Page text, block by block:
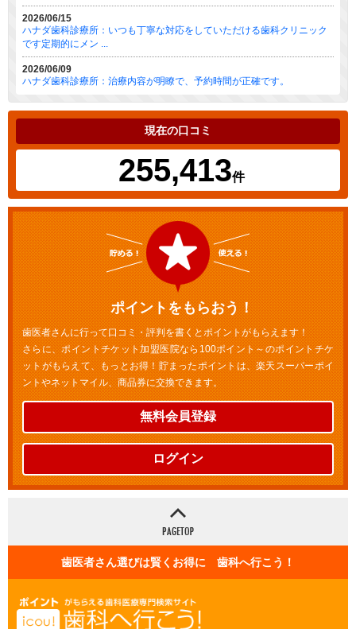
2026/06/15
ハナダ歯科診療所：いつも丁寧な対応をしていただける歯科クリニック
です定期的にメン ...
2026/06/09
ハナダ歯科診療所：治療内容が明瞭で、予約時間が正確です。
現在の口コミ
255,413件
ポイントをもらおう！
歯医者さんに行って口コミ・評判を書くとポイントがもらえます！
さらに、ポイントチケット加盟医院なら100ポイント～のポイントチケ
ットがもらえて、もっとお得！貯まったポイントは、楽天スーパーポイ
ントやネットマイル、商品券に交換できます。
無料会員登録
ログイン
歯医者さん選びは賢くお得に 歯科へ行こう！